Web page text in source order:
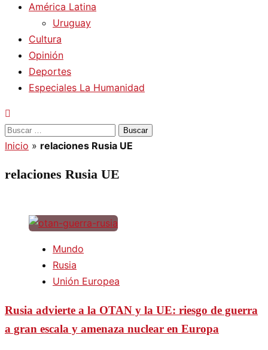
América Latina
Uruguay
Cultura
Opinión
Deportes
Especiales La Humanidad
Buscar:
Inicio » relaciones Rusia UE
relaciones Rusia UE
Mundo
Rusia
Unión Europea
Rusia advierte a la OTAN y la UE: riesgo de guerra
a gran escala y amenaza nuclear en Europa